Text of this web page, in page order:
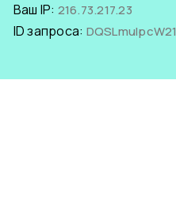
Ваш IP: 216.73.217.23
ID запроса: DQSLmulpcW21